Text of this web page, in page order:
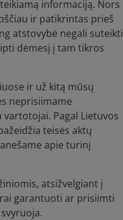
informaciją. Nors
ir patikrintas prieš
atstovybė negali suteikti
dėmesį į tam tikros
ir už kitą mūsų
neprisiimame
Pagal Lietuvos
teisės aktų
apie turinį
atsižvelgiant į
garantuoti ar prisiimti